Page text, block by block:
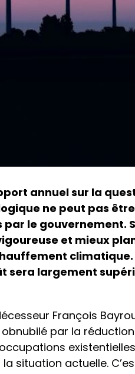
annuel sur la
ne peut pas
le gouvernement.
et mieux
sera largement
François
obnubilé par la
situation actuelle.